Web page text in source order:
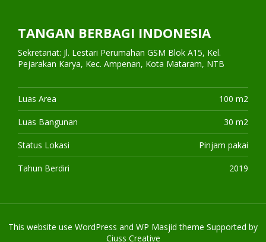
TANGAN BERBAGI INDONESIA
Sekretariat: Jl. Lestari Perumahan GSM Blok A15, Kel.
Pejarakan Karya, Kec. Ampenan, Kota Mataram, NTB
Luas Area 100 m2
Luas Bangunan 30 m2
Status Lokasi Pinjam pakai
Tahun Berdiri 2019
This website use WordPress and WP Masjid theme Supported by
Ciuss Creative